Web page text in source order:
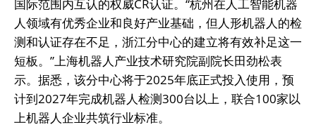
国际范围内互认的权威CR认证。“杭州在人工智能机器
人领域有优秀企业和良好产业基础，但人形机器人的检
测和认证存在不足，浙江分中心的建立将有效补足这一
短板。”上海机器人产业技术研究院副院长田劲松表
示。据悉，该分中心将于2025年底正式投入使用，预
计到2027年完成机器人检测300台以上，联合100家以
上机器人企业共筑行业标准。